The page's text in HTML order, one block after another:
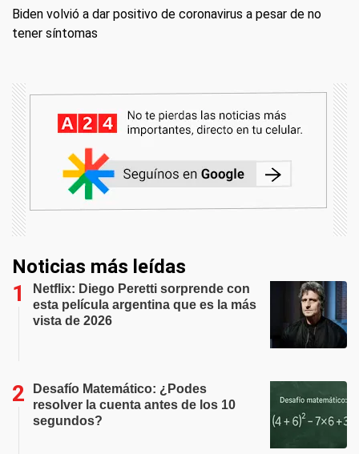
Biden volvió a dar positivo de coronavirus a pesar de no
tener síntomas
Noticias más leídas
Netflix: Diego Peretti sorprende con
esta película argentina que es la más
vista de 2026
Desafío Matemático: ¿Podes
resolver la cuenta antes de los 10
segundos?